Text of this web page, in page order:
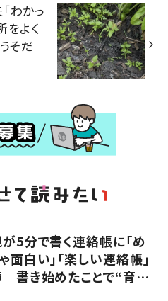
わかっ
をよく
そだ
5分で書く連絡帳に「め
面白い」「楽しい連絡帳」
書き始めたことで“育児